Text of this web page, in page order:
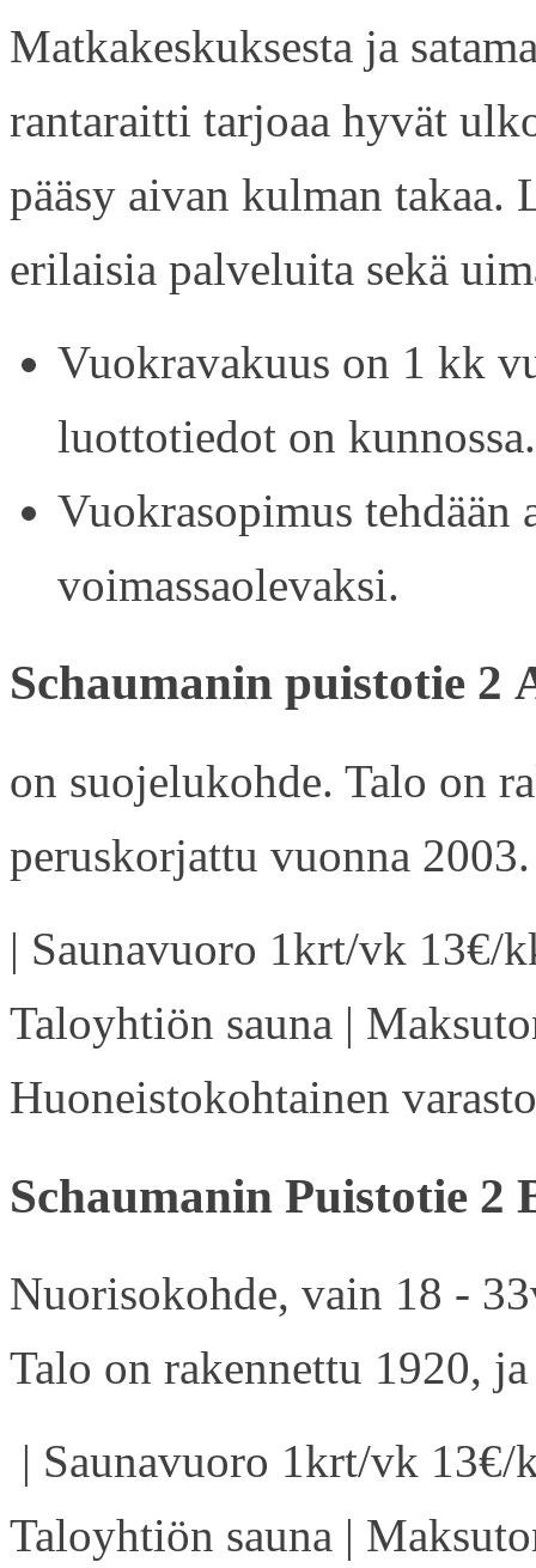
Matkakeskuksesta ja
rantaraitti tarjoaa hyvät
pääsy aivan kulman
erilaisia palveluita sekä
Vuokravakuus on 1 kk
luottotiedot on kunnossa.
Vuokrasopimus tehdään
voimassaolevaksi.
Schaumanin puistotie 2
on suojelukohde. Talo on
peruskorjattu vuonna 2003.
| Saunavuoro 1krt/vk 13€/
Taloyhtiön sauna |
Huoneistokohtainen
Schaumanin Puistotie 2
Nuorisokohde, vain 18 -
Talo on rakennettu 1920,
| Saunavuoro 1krt/vk
Taloyhtiön sauna |